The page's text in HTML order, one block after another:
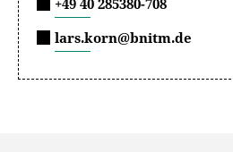
+49 40 285380-708
lars.korn@bnitm.de